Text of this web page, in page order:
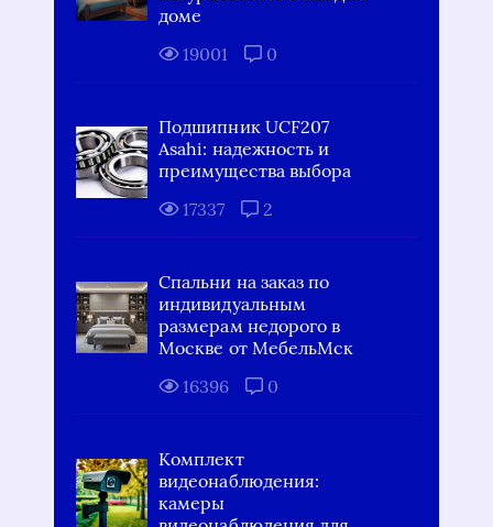
доме
19001
0
Подшипник UCF207
Asahi: надежность и
преимущества выбора
17337
2
Спальни на заказ по
индивидуальным
размерам недорого в
Москве от МебельМск
16396
0
Комплект
видеонаблюдения:
камеры